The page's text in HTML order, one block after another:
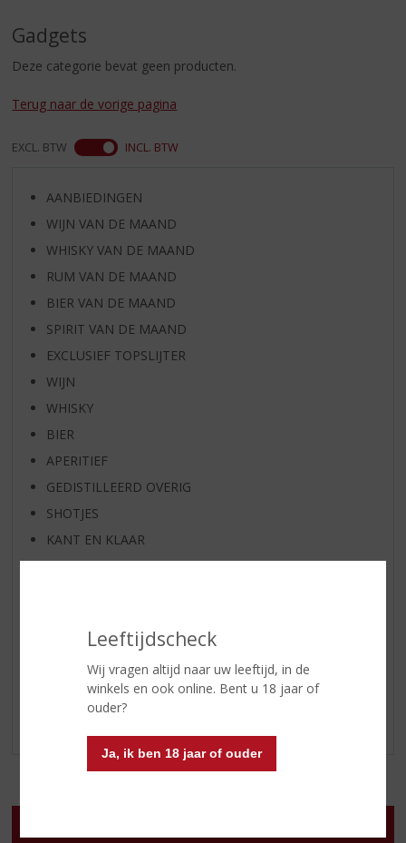
r
i
g
n
a
Leeftijdscheck
Wij vragen altijd naar uw leeftijd, in de
winkels en ook online. Bent u 18 jaar of
ouder?
Ja, ik ben 18 jaar of ouder
Gadgets
Deze categorie bevat geen producten.
Terug naar de vorige pagina
EXCL. BTW INCL. BTW
AANBIEDINGEN
WIJN VAN DE MAAND
WHISKY VAN DE MAAND
RUM VAN DE MAAND
BIER VAN DE MAAND
SPIRIT VAN DE MAAND
EXCLUSIEF TOPSLIJTER
WIJN
WHISKY
BIER
APERITIEF
GEDISTILLEERD OVERIG
SHOTJES
KANT EN KLAAR
FRISDRANK
(RELATIE)GESCHENKEN
DIVERSEN
ALCOHOLVRIJE DRANKEN